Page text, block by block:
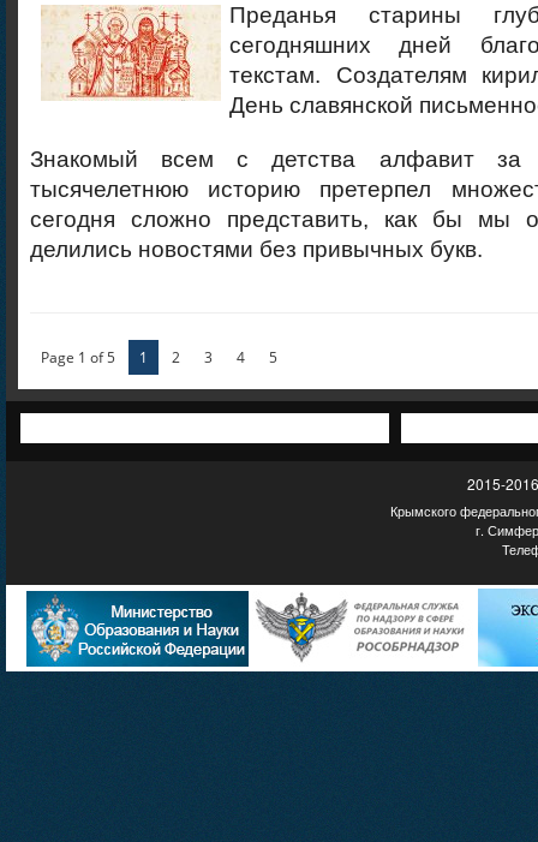
Преданья старины
сегодняшних дней
текстам. Создателям
День славянской
Знакомый всем с детства алфавит
тысячелетнюю историю претерпел
сегодня сложно представить, как бы мы
делились новостями без привычных букв.
Page 1 of 5 1 2 3 4 5
2015-
Крымского
г.